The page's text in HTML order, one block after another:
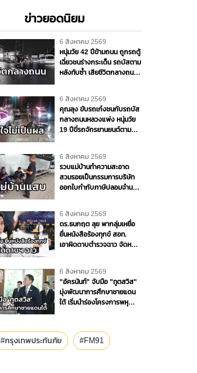
ข่าวยอดนิยม
6 สิงหาคม 2569
หนุ่มวัย 42 ปีข้ามถนน ถูกรถตู้
เฉี่ยวชนร่างกระเด็น รถบัสตาม
หลังทับซ้ำ เสียชีวิตกลางถนน
6 สิงหาคม 2569
คุณลุง ขับรถเก๋งชนกับรถบัส
กลางถนนหลวงแพ่ง หนุ่มวัย
19 ปีขี่รถจักรยานยนต์ตาม
6 สิงหาคม 2569
รวบแม่บ้านทำความสะอาด
สวมรอยเป็นกรรมการบริษัท
ออกใบกำกับภาษีปลอมจำนวน
6 สิงหาคม 2569
ดร.ธนกฤต ลุย พากลุ่มเหยื่อ
ยื่นหนังสือร้องทุกข์ สอท.
เอาผิดดาบตำรวจฉาว จัดหนัก
6 สิงหาคม 2569
"อัครนันท์" จับมือ "ทูตสวิส"
มุ่งพัฒนาการศึกษาชายแดน
ใต้ เริ่มนำร่องโครงการพหุ
#กรุงเทพประกันภัย #FM91